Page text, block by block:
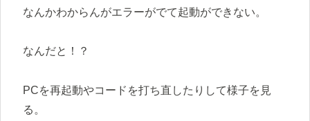
なんかわからんがエラーがでて起動ができない。
なんだと！？
PCを再起動やコードを打ち直したりして様子を見
る。